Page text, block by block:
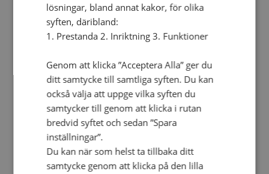
FÖR FÖRSAMLINGAR
VAD VI GÖR
Våra arbeten
Här finns vi
Nationellt
Nationella avdelningen
Nationella arbetsområden
Våra pionjära satsningar
Engagera dig nationellt
Ekumeniska året 2025
lösningar, bland annat kakor, för olika
syften, däribland:
1. Prestanda 2. Inriktning 3. Funktioner
Genom att klicka ”Acceptera Alla” ger du
ditt samtycke till samtliga syften. Du kan
också välja att uppge vilka syften du
samtycker till genom att klicka i rutan
bredvid syftet och sedan ”Spara
inställningar”.
Du kan när som helst ta tillbaka ditt
samtycke genom att klicka på den lilla